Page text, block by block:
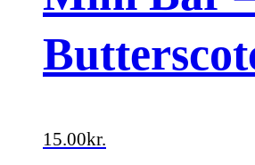
15.00kr.